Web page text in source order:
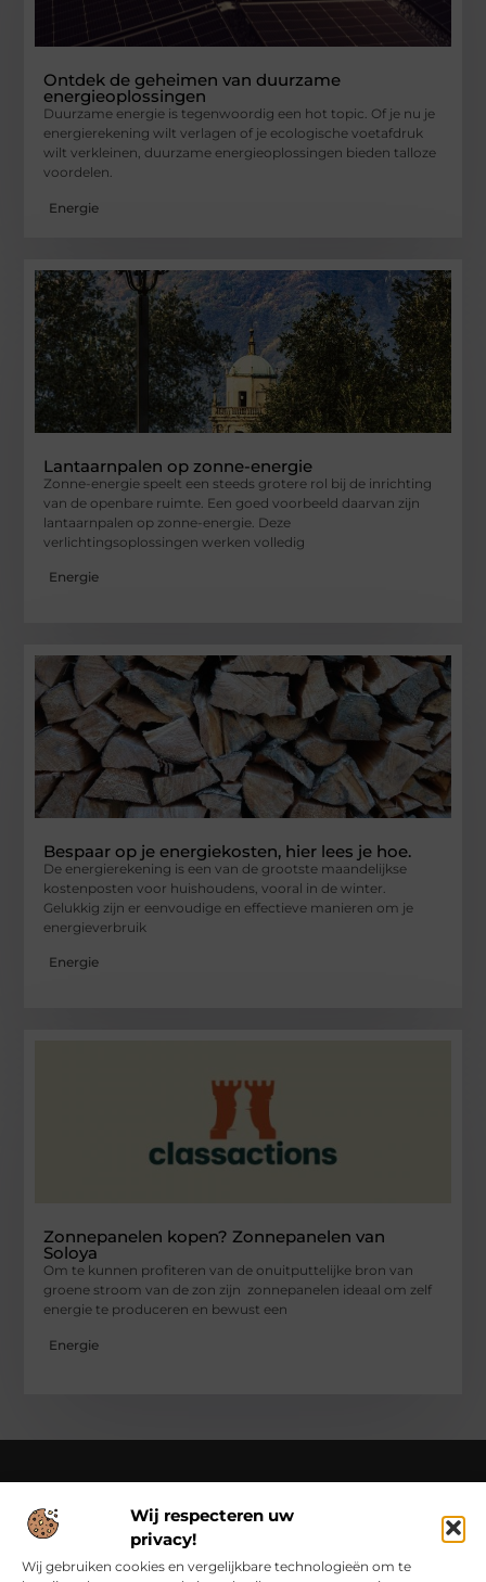
Wij respecteren uw
privacy!
Wij gebruiken cookies en vergelijkbare technologieën om te
Ontdek de geheimen van duurzame
energieoplossingen
Duurzame energie is tegenwoordig een hot topic. Of je nu je
energierekening wilt verlagen of je ecologische voetafdruk
wilt verkleinen, duurzame energieoplossingen bieden talloze
voordelen.
Energie
Lantaarnpalen op zonne-energie
Zonne-energie speelt een steeds grotere rol bij de inrichting
van de openbare ruimte. Een goed voorbeeld daarvan zijn
lantaarnpalen op zonne-energie. Deze
verlichtingsoplossingen werken volledig
Energie
Bespaar op je energiekosten, hier lees je hoe.
De energierekening is een van de grootste maandelijkse
kostenposten voor huishoudens, vooral in de winter.
Gelukkig zijn er eenvoudige en effectieve manieren om je
energieverbruik
Energie
Zonnepanelen kopen? Zonnepanelen van
Soloya
Om te kunnen profiteren van de onuitputtelijke bron van
groene stroom van de zon zijn zonnepanelen ideaal om zelf
energie te produceren en bewust een
Energie
Over Class Actions
Classactions.nl – Van dagelijkse inspiratie tot bijzondere
verhalen.
Verken artikelen en blogs die je informeren,
inspireren en bewust maken van alles wat er speelt in de